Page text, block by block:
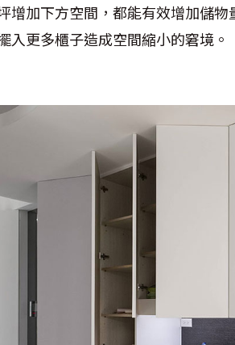
增加下方空間，都能有效增加儲
入更多櫃子造成空間縮小的窘境。